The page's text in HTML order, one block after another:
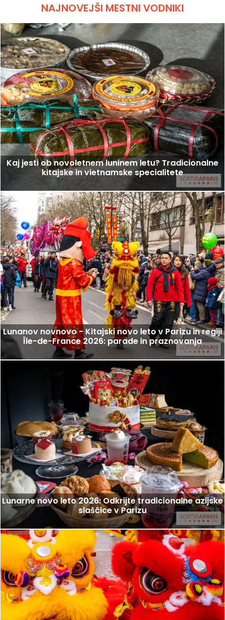
NAJNOVEJŠI MESTNI VODNIKI
Kaj jesti ob novoletnem luninem letu? Tradicionalne
kitajske in vietnamske specialitete
Lunanov novnovo - Kitajski novo leto v Parizu in regiji
Île-de-France 2026: parade in praznovanja
Lunarne novo leto 2026: Odkrijte tradicionalne azijske
slaščice v Parizu